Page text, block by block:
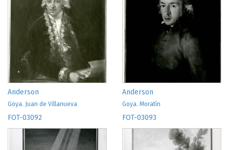
Anderson
Goya. Juan de Villanueva
Anderson
Goya. Moratín
FOT-03092 FOT-03093